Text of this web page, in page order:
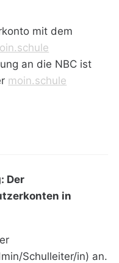
mit dem
an die NBC ist
moin.schule
Der
in
Schulleiter/in) an.